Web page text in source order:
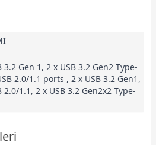
3.2 Gen 1, 2 x USB 3.2 Gen2 Type-
2.0/1.1 ports , 2 x USB 3.2 Gen1,
2.0/1.1, 2 x USB 3.2 Gen2x2 Type-